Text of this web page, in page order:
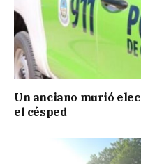
Un anciano murió
el césped